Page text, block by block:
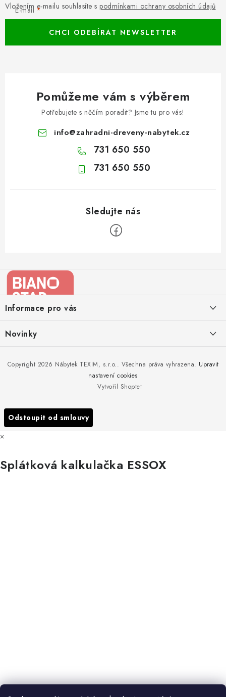
E-mail
Vložením e-mailu souhlasíte s podmínkami ochrany osobních údajů
CHCI ODEBÍRAT NEWSLETTER
Pomůžeme vám s výběrem
Potřebujete s něčím poradit? Jsme tu pro vás!
info@zahradni-dreveny-nabytek.cz
731 650 550
731 650 550
aInformace pro vás
Doprava nábytku k Vám
Reklamace
Nákup na splátky ESSOX
Novinky
to!
Nakupujte zahradní nábytek i v zimě
Podzimní očista a úklid zahradního nábytku
Vytvořil Shoptet
Copyright 2026 Nábytek TEXIM, s.r.o.. Všechna práva vyhrazena. Upravit
nastavení cookies
Odstoupit od smlouvy
×
Splátková kalkulačka ESSOX